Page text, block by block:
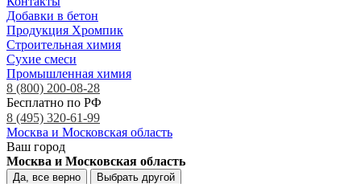
Добавки в бетон
Продукция Хромпик
Строительная химия
Сухие смеси
Промышленная химия
8 (800) 200-08-28
Бесплатно по РФ
8 (495) 320-61-99
Москва и Московская область
Ваш город
Москва и Московская область
Да, все верно
Выбрать другой